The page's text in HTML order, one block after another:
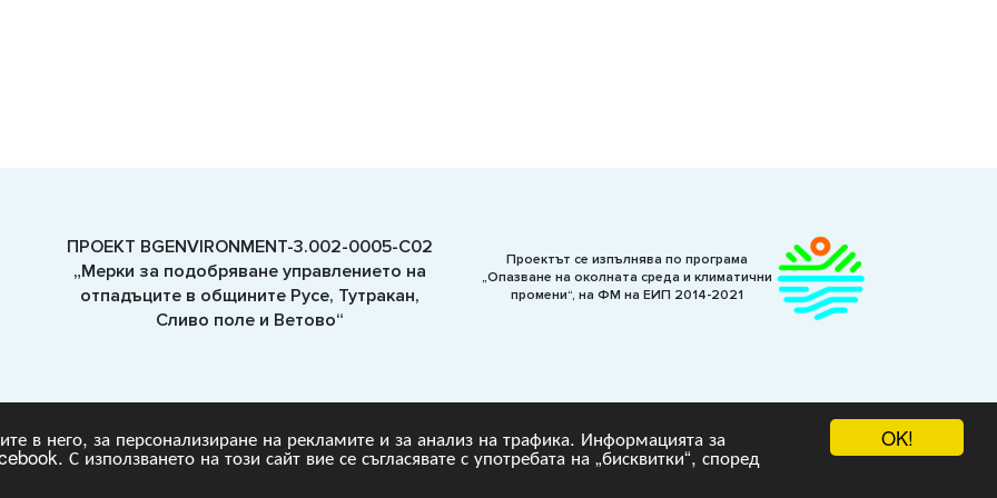
OK!
в него, за персонализиране на рекламите и за анализ на трафика. Информацията за
С използването на този сайт вие се съгласявате с употребата на „бисквитки“, според
ПРОЕКТ BGENVIRONMENT-3.002-0005-C02
„Мерки за подобряване управлението на
отпадъците в общините Русе, Тутракан,
Сливо поле и Ветово“
Проектът се изпълнява по програма
„Опазване на околната среда и климатични
промени“, на ФМ на ЕИП 2014-2021
© 2022-2023, v.1.1,Green Together, Уеб Дизайн и програмиране :Гейт.БГ